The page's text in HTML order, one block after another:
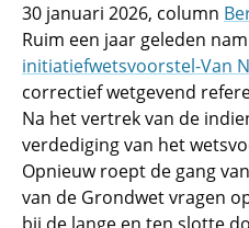
30 januari 2026
Ruim een jaar geleden
initiatiefwetsvoorstel-Van
correctief wetgevend
Na het vertrek van de
verdediging van het
Opnieuw roept de gang
van de Grondwet vragen